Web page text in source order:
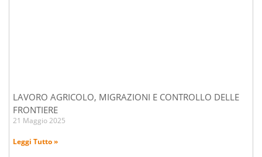
LAVORO AGRICOLO, MIGRAZIONI E CONTROLLO DELLE
FRONTIERE
21 Maggio 2025
Leggi Tutto »